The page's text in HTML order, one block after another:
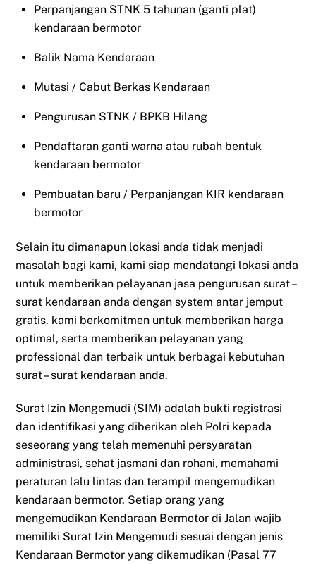
Perpanjangan STNK 5 tahunan (ganti plat)
kendaraan bermotor
Balik Nama Kendaraan
Mutasi / Cabut Berkas Kendaraan
Pengurusan STNK / BPKB Hilang
Pendaftaran ganti warna atau rubah bentuk
kendaraan bermotor
Pembuatan baru / Perpanjangan KIR kendaraan
bermotor
Selain itu dimanapun lokasi anda tidak menjadi
masalah bagi kami, kami siap mendatangi lokasi anda
untuk memberikan pelayanan jasa pengurusan surat –
surat kendaraan anda dengan system antar jemput
gratis. kami berkomitmen untuk memberikan harga
optimal, serta memberikan pelayanan yang
professional dan terbaik untuk berbagai kebutuhan
surat – surat kendaraan anda.
Surat Izin Mengemudi (SIM) adalah bukti registrasi
dan identifikasi yang diberikan oleh Polri kepada
seseorang yang telah memenuhi persyaratan
administrasi, sehat jasmani dan rohani, memahami
peraturan lalu lintas dan terampil mengemudikan
kendaraan bermotor. Setiap orang yang
mengemudikan Kendaraan Bermotor di Jalan wajib
memiliki Surat Izin Mengemudi sesuai dengan jenis
Kendaraan Bermotor yang dikemudikan (Pasal 77